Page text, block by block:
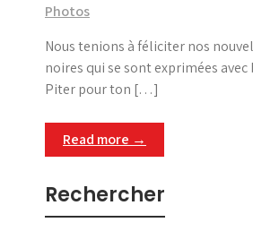
Photos
Nous tenions à féliciter nos
noires qui se sont exprimées avec
Piter pour ton […]
Read more →
Rechercher